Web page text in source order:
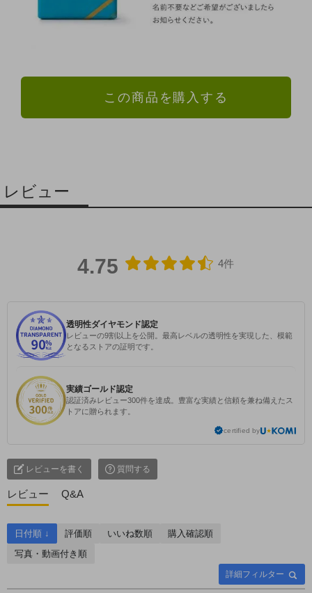
この商品を購入する
レビュー
4.75 4件
透明性ダイヤモンド認定
レビューの9割以上を公開。最高レベルの透明性を実現した、模範
となるストアの証明です。
実績ゴールド認定
認証済みレビュー300件を達成。豊富な実績と信頼を兼ね備えたス
トアに贈られます。
certified by
レビューを書く 質問する
レビュー Q&A
詳細フィルター
日付順 ↓ 評価順 いいね数順
購入確認順
写真・動画付き順